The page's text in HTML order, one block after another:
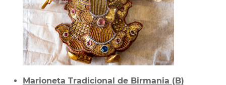
Marioneta Tradicional de Birmania (B)